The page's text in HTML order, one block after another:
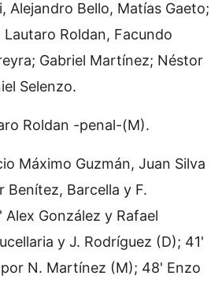
Alejandro Bello, Matías Gaeto;
Roldan, Facundo
Gabriel Martínez; Néstor
Selenzo.
Roldan -penal-(M).
Máximo Guzmán, Juan Silva
Benítez, Barcella y F.
González y Rafael
y J. Rodríguez (D); 41'
N. Martínez (M); 48' Enzo